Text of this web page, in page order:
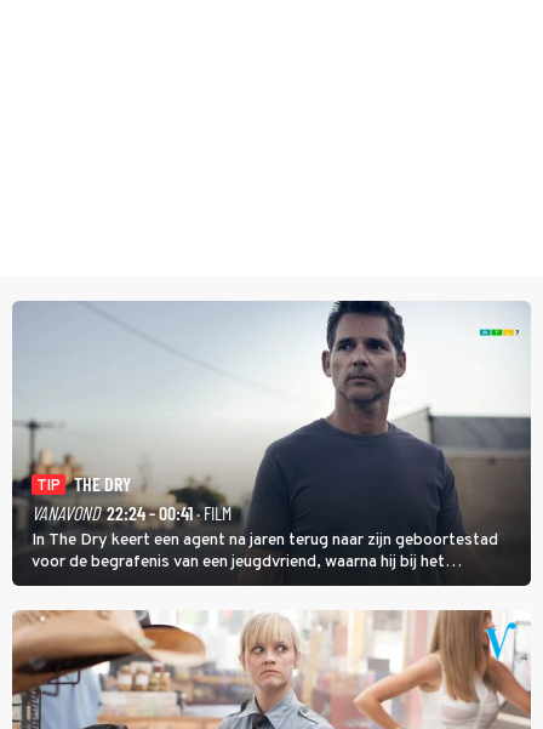
TIP
THE DRY
VANAVOND 22:24 - 00:41· FILM
In The Dry keert een agent na jaren terug naar zijn geboortestad
voor de begrafenis van een jeugdvriend, waarna hij bij het
onderzoeken van diens dood een verband begint te vermoeden
met een oude zaak.